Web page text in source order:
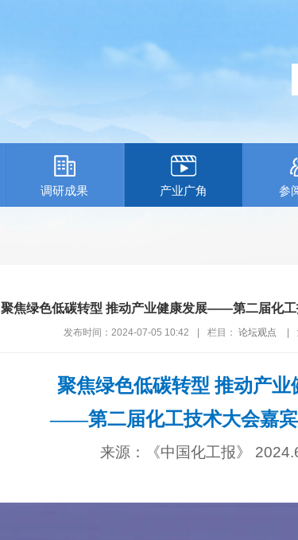
调研成果 产业广角 参
聚焦绿色低碳转型 推动产业健康发展——第二届化
发布时间：2024-07-05 10:42 栏目： 论坛观点
聚焦绿色低碳转型 推动产业
——第二届化工技术大会嘉
来源：《中国化工报》